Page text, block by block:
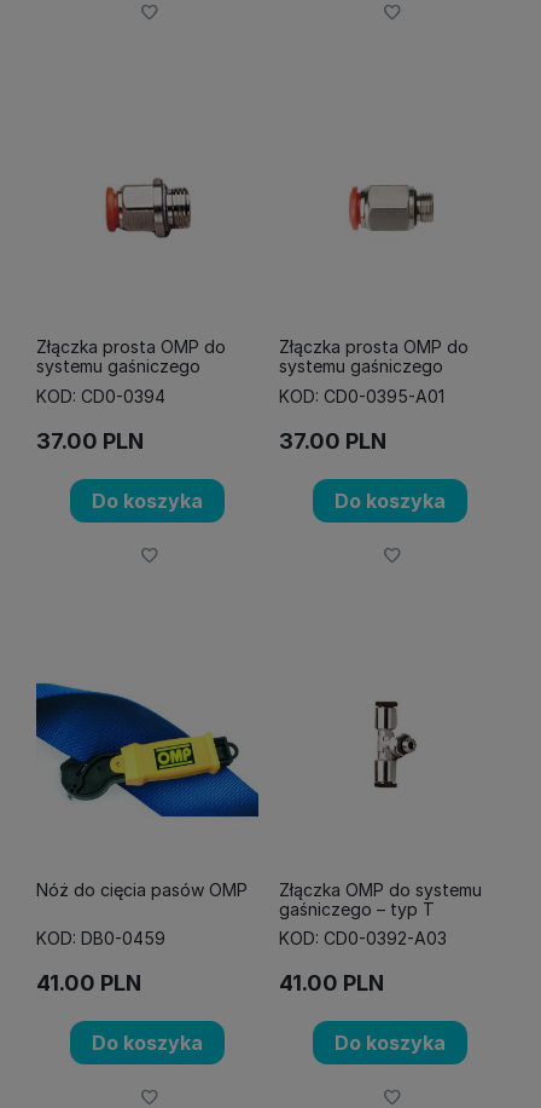
Złączka prosta OMP do
systemu gaśniczego
KOD: CD0-0394
37.00 PLN
Do koszyka
Złączka prosta OMP do
systemu gaśniczego
KOD: CD0-0395-A01
37.00 PLN
Do koszyka
Nóż do cięcia pasów OMP
KOD: DB0-0459
41.00 PLN
Do koszyka
Złączka OMP do systemu
gaśniczego – typ T
KOD: CD0-0392-A03
41.00 PLN
Do koszyka